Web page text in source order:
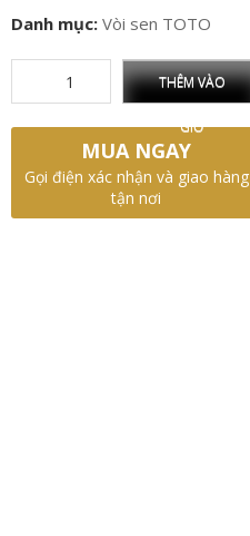
Danh mục: Vòi sen TOTO
THÊM VÀO
GIỎ
MUA NGAY
Gọi điện xác nhận và giao hàng
tận nơi